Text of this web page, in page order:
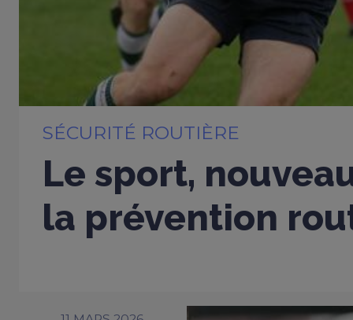
SÉCURITÉ ROUTIÈRE
Le sport,
la prévention